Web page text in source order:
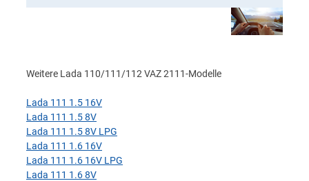
Weitere Lada 110/111/112 VAZ 2111-Modelle
Lada 111 1.5 16V
Lada 111 1.5 8V
Lada 111 1.5 8V LPG
Lada 111 1.6 16V
Lada 111 1.6 16V LPG
Lada 111 1.6 8V